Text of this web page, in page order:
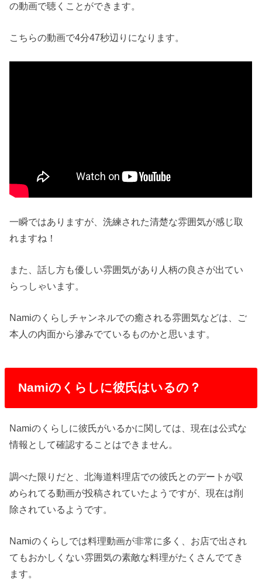
の動画で聴くことができます。
こちらの動画で4分47秒辺りになります。
一瞬ではありますが、洗練された清楚な雰囲気が感じ取
れますね！
また、話し方も優しい雰囲気があり人柄の良さが出てい
らっしゃいます。
Namiのくらしチャンネルでの癒される雰囲気などは、ご
本人の内面から滲みでているものかと思います。
Namiのくらしに彼氏はいるの？
Namiのくらしに彼氏がいるかに関しては、現在は公式な
情報として確認することはできません。
調べた限りだと、北海道料理店での彼氏とのデートが収
められてる動画が投稿されていたようですが、現在は削
除されているようです。
Namiのくらしでは料理動画が非常に多く、お店で出され
てもおかしくない雰囲気の素敵な料理がたくさんでてき
ます。